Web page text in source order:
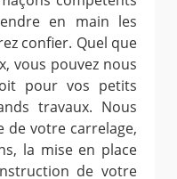
en main les
confier. Quel que
vous pouvez nous
pour vos petits
travaux. Nous
de votre carrelage,
la mise en place
de votre